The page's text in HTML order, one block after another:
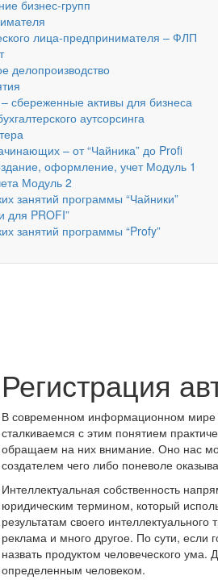
бизнес-групп
лица-предпринимателя – ФЛП
делопроизводство
сбереженные активы для бизнеса
аутсорсинга
– от “Чайника” до Profi
оформление, учет Модуль 1
Модуль 2
занятий программы “Чайники”
для PROFI”
занятий программы “Profy”
Регистрация
В современном информационном мире
сталкиваемся с этим понятием
обращаем на них внимание. Оно нас
создателем чего либо поневоле
Интеллектуальная собственность
юридическим термином, который
результатам своего
реклама и много другое. По сути, если
назвать продуктом человеческого
определенным человеком.